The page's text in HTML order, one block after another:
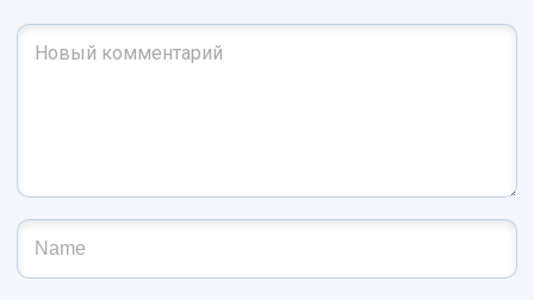
Ваш комментарий
Имя и фамилия